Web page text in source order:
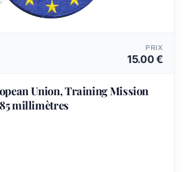
PRIX
15.00 €
Union, Training Mission
millimètres